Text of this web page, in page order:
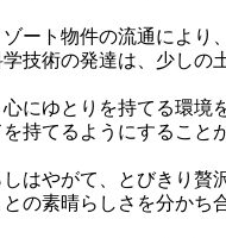
ゾート物件の流通により
技術の発達は、少しの
心にゆとりを持てる環境
持てるようにすること
はやがて、とびきり贅
の素晴らしさを分かち